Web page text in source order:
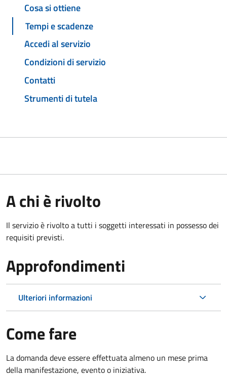
Cosa si ottiene
Tempi e scadenze
Accedi al servizio
Condizioni di servizio
Contatti
Strumenti di tutela
A chi è rivolto
Il servizio è rivolto a tutti i soggetti interessati in possesso dei
requisiti previsti.
Approfondimenti
Ulteriori informazioni
Come fare
La domanda deve essere effettuata almeno un mese prima
della manifestazione, evento o iniziativa.